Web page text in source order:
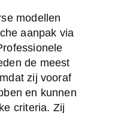
modellen
aanpak via
de meest
zij vooraf
en kunnen
criteria. Zij